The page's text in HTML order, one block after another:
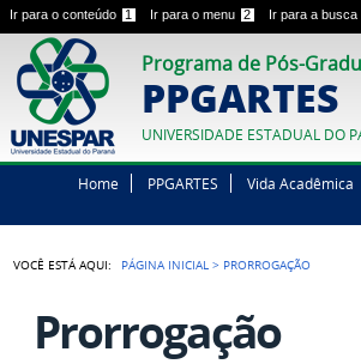
Ir para o conteúdo 1 Ir para o menu 2 Ir para a busca
Programa de Pós-
PPGARTES
UNIVERSIDADE ESTADUAL DO
Home PPGARTES Vida Acadêmica
VOCÊ ESTÁ AQUI: PÁGINA INICIAL > PRORROGAÇÃO
Prorrogação